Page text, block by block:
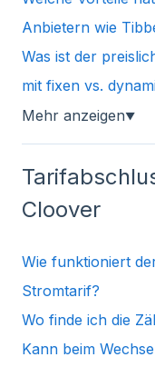
Anbietern wie
Was ist der
mit fixen vs.
Mehr anzeigen▼
Cloover
Wie funktioniert
Stromtarif?
Wo finde ich die
Kann beim